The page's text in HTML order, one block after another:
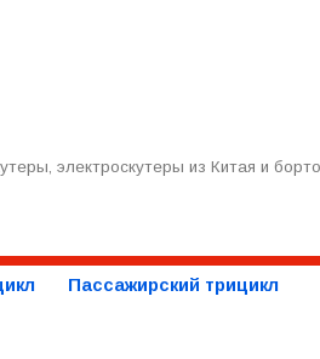
электроскутеры из Китая и
Пассажирский трицикл